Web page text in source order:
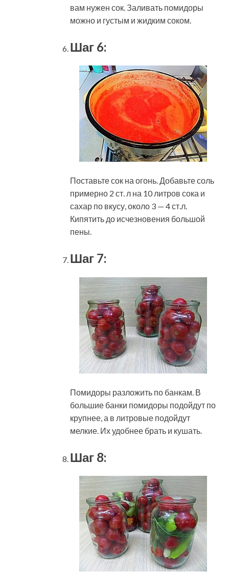
вам нужен сок. Заливать помидоры
можно и густым и жидким соком.
Шаг 6:
Поставьте сок на огонь. Добавьте соль
примерно 2 ст. л на 10 литров сока и
сахар по вкусу, около 3 — 4 ст.л.
Кипятить до исчезновения большой
пены.
Шаг 7:
Помидоры разложить по банкам. В
большие банки помидоры подойдут по
крупнее, а в литровые подойдут
мелкие. Их удобнее брать и кушать.
Шаг 8: